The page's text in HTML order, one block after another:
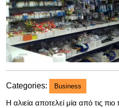
Categories: Business
Η αλιεία αποτελεί μία από τις